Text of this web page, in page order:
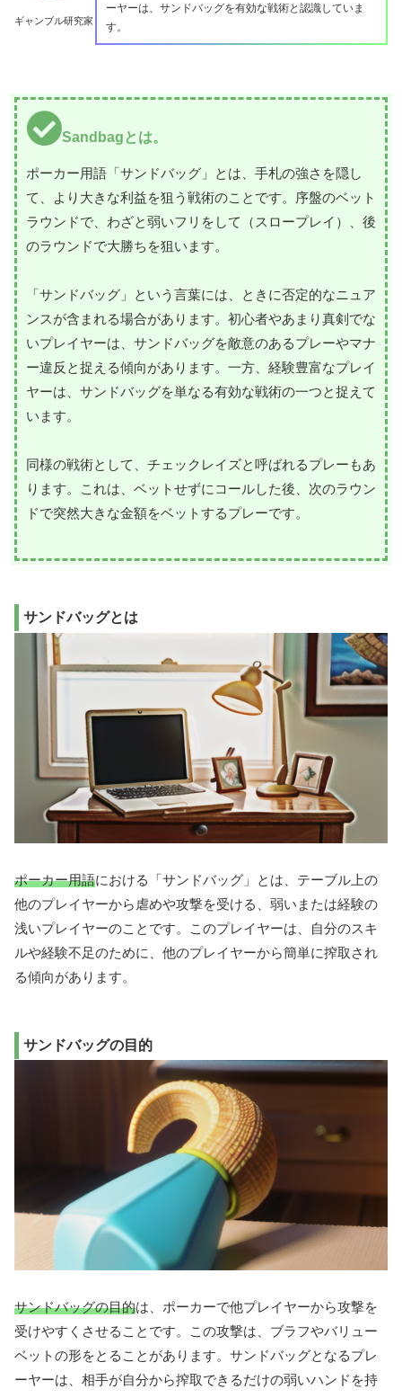
ギャンブル研究家
ーヤーは、サンドバッグを有効な戦術と認識していま
す。
Sandbagとは。
ポーカー用語「サンドバッグ」とは、手札の強さを隠し
て、より大きな利益を狙う戦術のことです。序盤のベット
ラウンドで、わざと弱いフリをして（スロープレイ）、後
のラウンドで大勝ちを狙います。
「サンドバッグ」という言葉には、ときに否定的なニュア
ンスが含まれる場合があります。初心者やあまり真剣でな
いプレイヤーは、サンドバッグを敵意のあるプレーやマナ
ー違反と捉える傾向があります。一方、経験豊富なプレイ
ヤーは、サンドバッグを単なる有効な戦術の一つと捉えて
います。
同様の戦術として、チェックレイズと呼ばれるプレーもあ
ります。これは、ベットせずにコールした後、次のラウン
ドで突然大きな金額をベットするプレーです。
サンドバッグとは
ポーカー用語における「サンドバッグ」とは、テーブル上の
他のプレイヤーから虐めや攻撃を受ける、弱いまたは経験の
浅いプレイヤーのことです。このプレイヤーは、自分のスキ
ルや経験不足のために、他のプレイヤーから簡単に搾取され
る傾向があります。
サンドバッグの目的
サンドバッグの目的は、ポーカーで他プレイヤーから攻撃を
受けやすくさせることです。この攻撃は、ブラフやバリュー
ベットの形をとることがあります。サンドバッグとなるプレ
ーヤーは、相手が自分から搾取できるだけの弱いハンドを持